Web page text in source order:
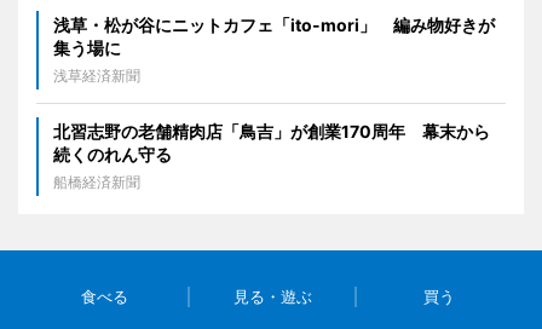
浅草・松が谷にニットカフェ「ito-mori」 編み物好きが
集う場に
浅草経済新聞
北習志野の老舗精肉店「鳥吉」が創業170周年 幕末から
続くのれん守る
船橋経済新聞
食べる 見る・遊ぶ 買う